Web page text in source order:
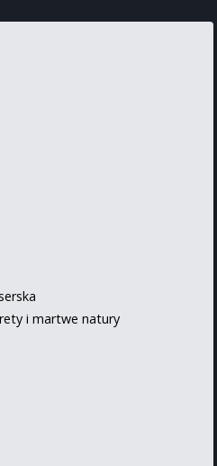
i martwe natury